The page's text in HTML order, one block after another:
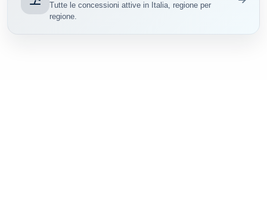
Tutte le concessioni attive in Italia, regione per
regione.